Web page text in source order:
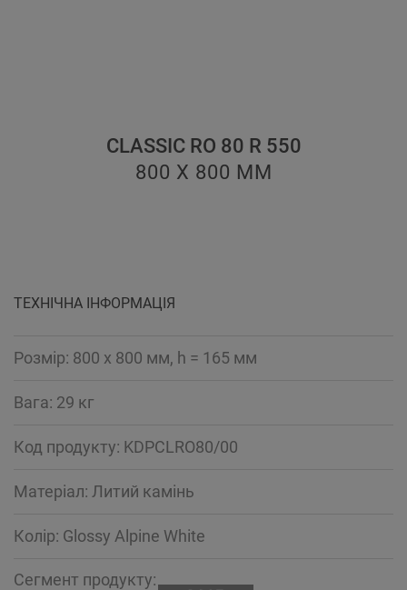
CLASSIC RO 80 R 550
800 X 800 ММ
ТЕХНІЧНА ІНФОРМАЦІЯ
Розмір: 800 x 800 мм, h = 165 мм
Вага: 29 кг
Код продукту: KDPCLRO80/00
Mатеріал: Литий камінь
Колір: Glossy Alpine White
Сегмент продукту: